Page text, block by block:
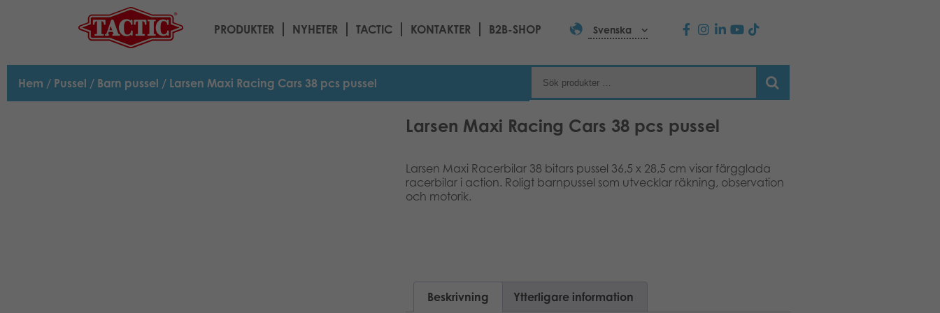
PRODUKTER NYHETER TACTIC KONTAKTER B2B-SHOP Svenska
Hem / Pussel / Barn pussel / Larsen Maxi Racing Cars 38 pcs pussel
Larsen Maxi Racing Cars 38 pcs pussel
Larsen Maxi Racerbilar 38 bitars pussel 36,5 x 28,5 cm visar färgglada
racerbilar i action. Roligt barnpussel som utvecklar räkning, observation
och motorik.
Beskrivning Ytterligare information